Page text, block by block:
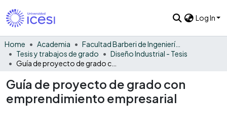
Log In
Home Academia
Facultad Barberi de Ingeniería, Diseño y Ciencias Aplicadas
Tesis y trabajos de grado
Diseño Industrial - Tesis
Guía de proyecto de grado con
emprendimiento empresarial